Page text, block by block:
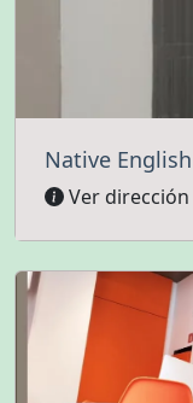
Native
Ver